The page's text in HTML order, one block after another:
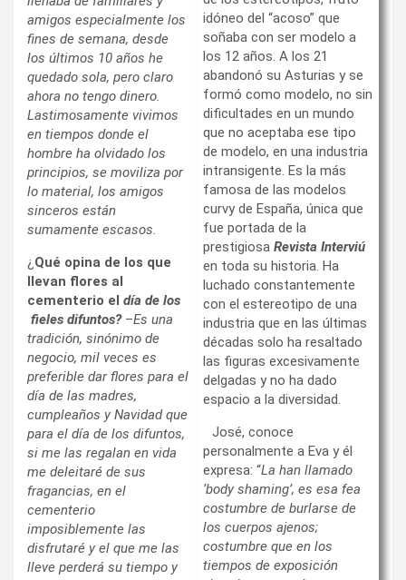
idóneo del “acoso” que
soñaba con ser modelo a
los 12 años. A los 21
abandonó su Asturias y se
formó como modelo, no sin
dificultades en un mundo
que no aceptaba ese tipo
de modelo, en una industria
intransigente. Es la más
famosa de las modelos
curvy de España, única que
fue portada de la
prestigiosa Revista Interviú
en toda su historia. Ha
luchado constantemente
con el estereotipo de una
industria que en las últimas
décadas solo ha resaltado
las figuras excesivamente
delgadas y no ha dado
espacio a la diversidad.
José, conoce
personalmente a Eva y él
expresa: “La han llamado
‘body shaming’, es esa fea
costumbre de burlarse de
los cuerpos ajenos;
costumbre que en los
tiempos de exposición
amigos especialmente los
fines de semana, desde
los últimos 10 años he
quedado sola, pero claro
ahora no tengo dinero.
Lastimosamente vivimos
en tiempos donde el
hombre ha olvidado los
principios, se moviliza por
lo material, los amigos
sinceros están
sumamente escasos.
¿ Qué opina de los que
llevan flores al
cementerio el día de los
fieles difuntos?–Es una
tradición, sinónimo de
negocio, mil veces es
preferible dar flores para el
día de las madres,
cumpleaños y Navidad que
para el día de los difuntos,
si me las regalan en vida
me deleitaré de sus
fragancias, en el
cementerio
imposiblemente las
disfrutaré y el que me las
lleve perderá su tiempo y